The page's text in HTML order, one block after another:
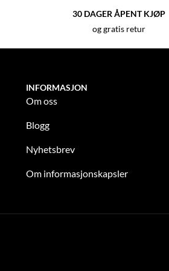
30 DAGER ÅPENT KJØP
og gratis retur
INFORMASJON
Om oss
Blogg
Nyhetsbrev
Om informasjonskapsler